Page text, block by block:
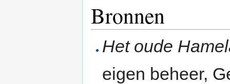
Bronnen
Het oude
eigen beheer,